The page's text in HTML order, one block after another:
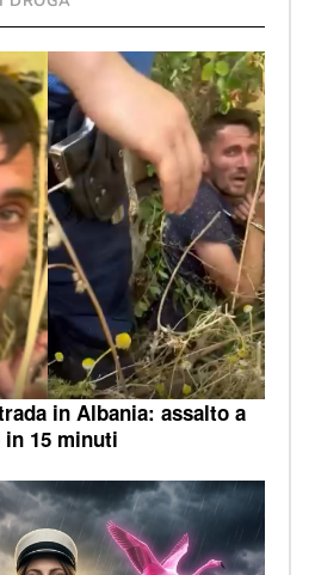
in Albania: assalto a
15 minuti